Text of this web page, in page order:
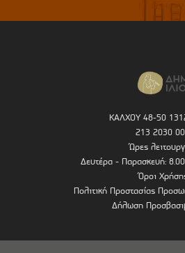
ΚΑΛΧΟΥ 48-50
213 2030
Ώρες
Δευτέρα - Παρασκευή:
Όροι
Πολιτική Προστασίας
Δήλωση